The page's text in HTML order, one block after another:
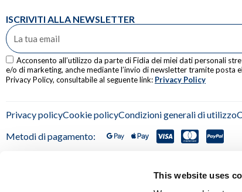
This website uses
ISCRIVITI ALLA NEWSLETTER
Acconsento all’utilizzo da parte di Fidia dei miei dati personali
e/o di marketing, anche mediante l’invio di newsletter tramite posta
Privacy Policy, consultabile al seguente link: Privacy Policy
Privacy policyCookie policyCondizioni generali di utilizzo
Metodi di pagamento: